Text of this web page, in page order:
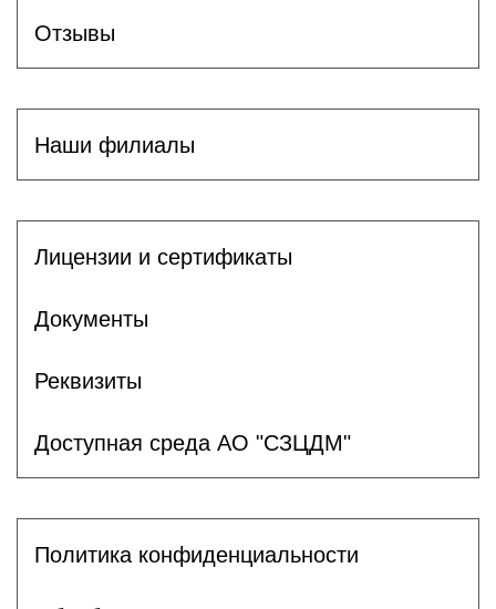
Отзывы
Наши филиалы
Лицензии и сертификаты
Документы
Реквизиты
Доступная среда АО "СЗЦДМ"
Политика конфиденциальности